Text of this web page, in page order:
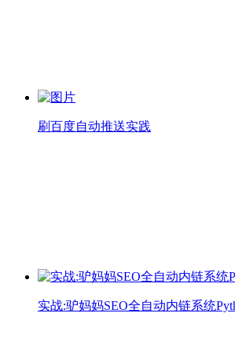
刷百度自动推送实践
实战:驴妈妈SEO全自动内链系统